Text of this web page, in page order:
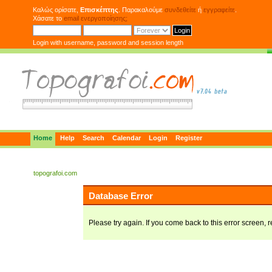
Καλώς ορίσατε, Επισκέπτης . Παρακαλούμε συνδεθείτε ή εγγραφείτε
Χάσατε το email ενεργοποίησης;
Login with username, password and session length
Home Help Search Calendar Login Register
topografoi.com
Database Error
Please try again. If you come back to this error screen,